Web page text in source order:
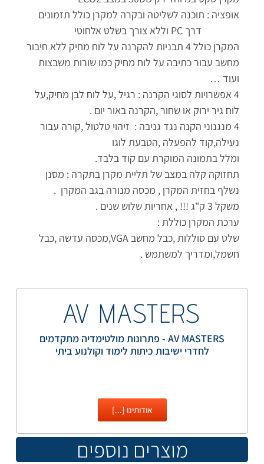
אופציה : תוכנה לשליטה ובקרה למקרן כולל תזמונים
דרך PC וללא צורך בשלט אלחוטי
המקרן כולל 4 תבניות להקרנה על לוח מחיק ללא חיבור
מחשב עבור כתיבה על לוח מחיק כמו שורות משבצות
ועוד …
4 אפשרויות לסוגי הקרנה : רגיל ,על לוח לבן מחיק,על
לוח גיר ירוק או שחור ,הקרנה באור יום .
4 מנגנוני הקנה נגד גניבה : זיהוי טלטול ,קורה עבור
נעילה,קוד להפעלה ,הטבעת לוגו
ומלל בתמונה המוקרת עם קוד בלבד.
תחזוקה קלה במצב של תליית מקרן בתקרה : מסנן
נשלף בחזית המקרן , מכסה מנורה בגב המקרן .
משקל 3 ק"ג !!! , אחריות שלוש שנים .
ערכת המקרן כוללת :
שלט עם סוללות ,כבל מחשב VGA,מכסה עדשה ,כבל
חשמל,ומדריך למשתמש .
AV MASTERS
AV MASTERS - פתרונות מולטימדיה מתקדמים
לחדרי ישיבות כיתות לימוד וקולנוע ביתי
אודותינו [...]
מוצרים נוספים